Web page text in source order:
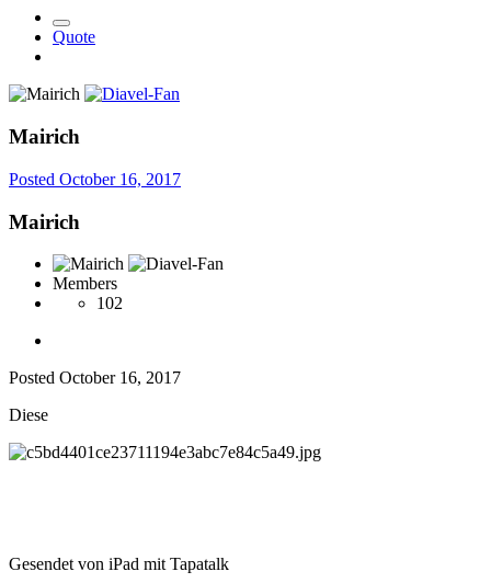
Quote
Mairich
Posted October 16, 2017
Mairich
Members
102
Posted October 16, 2017
Diese
Gesendet von iPad mit Tapatalk